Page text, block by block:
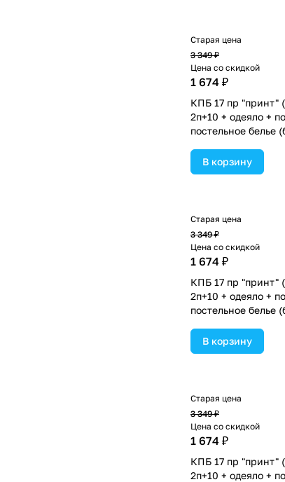
Старая цена
3 349 ₽
Цена со скидкой
1 674 ₽
КПБ 17 пр "принт"
2п+10 + одеяло +
постельное белье
ассортименте.
В корзину
Старая цена
3 349 ₽
Цена со скидкой
1 674 ₽
КПБ 17 пр "принт"
2п+10 + одеяло +
постельное белье
ассортименте.
В корзину
Старая цена
3 349 ₽
Цена со скидкой
1 674 ₽
КПБ 17 пр "принт"
2п+10 + одеяло +